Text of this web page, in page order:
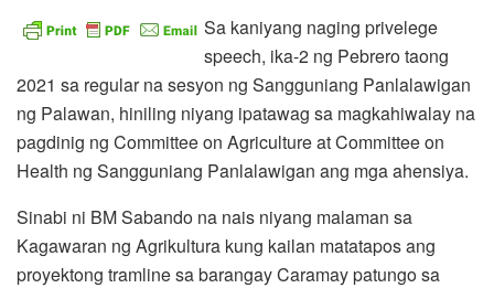
Sa kaniyang naging privelege
speech, ika-2 ng Pebrero taong
2021 sa regular na sesyon ng Sangguniang Panlalawigan
ng Palawan, hiniling niyang ipatawag sa magkahiwalay na
pagdinig ng Committee on Agriculture at Committee on
Health ng Sangguniang Panlalawigan ang mga ahensiya.
Sinabi ni BM Sabando na nais niyang malaman sa
Kagawaran ng Agrikultura kung kailan matatapos ang
proyektong tramline sa barangay Caramay patungo sa